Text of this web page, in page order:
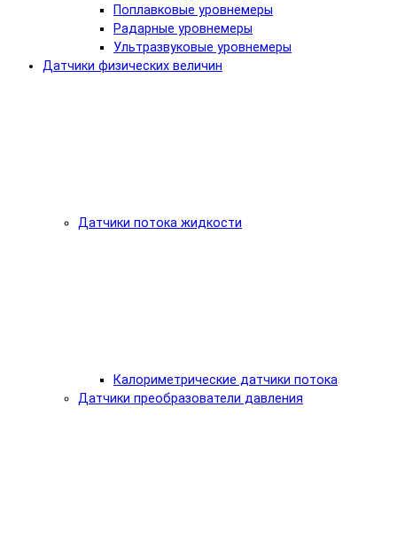
Поплавковые уровнемеры
Радарные уровнемеры
Ультразвуковые уровнемеры
Датчики физических величин
Датчики потока жидкости
Калориметрические датчики потока
Датчики преобразователи давления